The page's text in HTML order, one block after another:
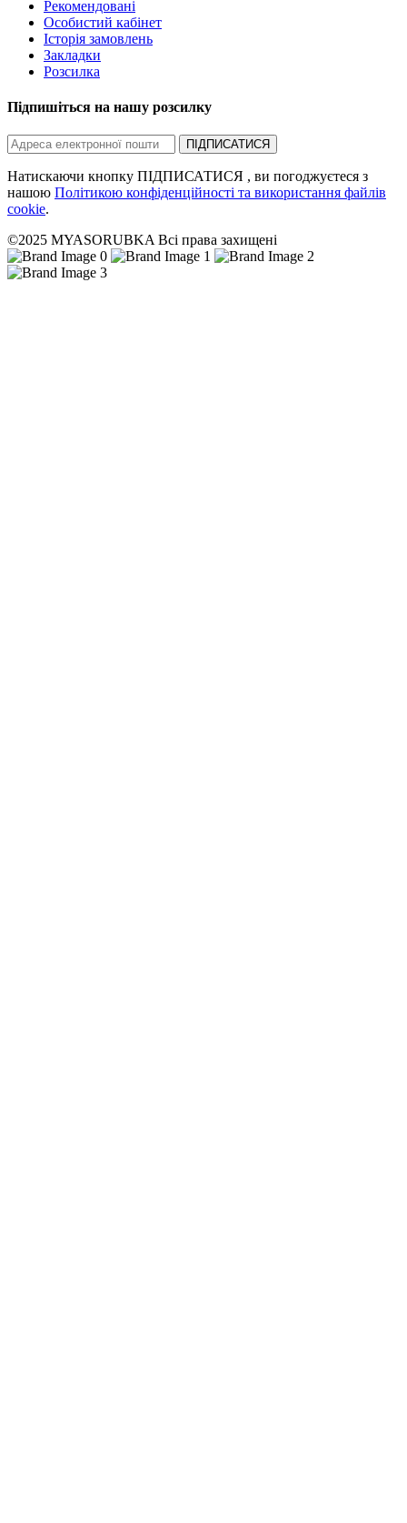
Рекомендовані
Особистий кабінет
Історія замовлень
Закладки
Розсилка
Підпишіться на нашу розсилку
ПІДПИСАТИСЯ
Натискаючи кнопку ПІДПИСАТИСЯ , ви погоджуєтеся з
нашою Політикою конфіденційності та використання файлів
cookie.
©2025 MYASORUBKA Всі права захищені